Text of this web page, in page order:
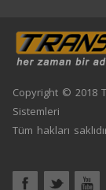
Copyright © 2018
Sistemleri
Tüm hakları